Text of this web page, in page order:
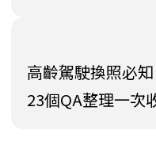
高齡駕駛換照必
23個QA整理一次